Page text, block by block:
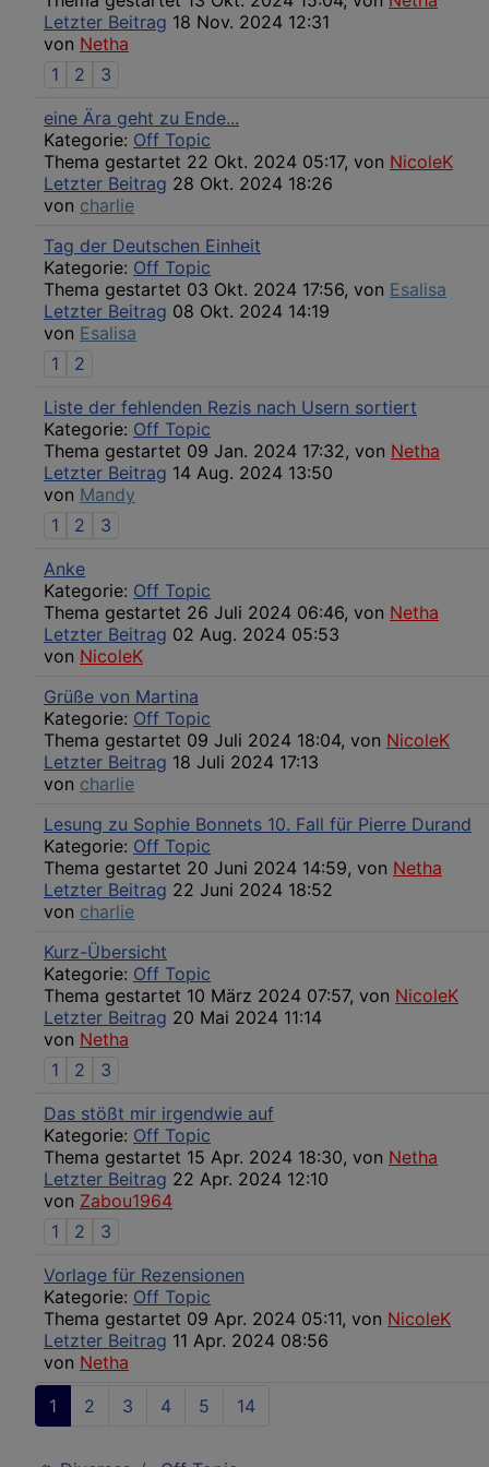
Letzter Beitrag 18 Nov. 2024 12:31
von Netha
1
2
3
eine Ära geht zu Ende...
Kategorie: Off Topic
Thema gestartet 22 Okt. 2024 05:17, von NicoleK
Letzter Beitrag 28 Okt. 2024 18:26
von charlie
Tag der Deutschen Einheit
Kategorie: Off Topic
Thema gestartet 03 Okt. 2024 17:56, von Esalisa
Letzter Beitrag 08 Okt. 2024 14:19
von Esalisa
1
2
Liste der fehlenden Rezis nach Usern sortiert
Kategorie: Off Topic
Thema gestartet 09 Jan. 2024 17:32, von Netha
Letzter Beitrag 14 Aug. 2024 13:50
von Mandy
1
2
3
Anke
Kategorie: Off Topic
Thema gestartet 26 Juli 2024 06:46, von Netha
Letzter Beitrag 02 Aug. 2024 05:53
von NicoleK
Grüße von Martina
Kategorie: Off Topic
Thema gestartet 09 Juli 2024 18:04, von NicoleK
Letzter Beitrag 18 Juli 2024 17:13
von charlie
Lesung zu Sophie Bonnets 10. Fall für Pierre Durand
Kategorie: Off Topic
Thema gestartet 20 Juni 2024 14:59, von Netha
Letzter Beitrag 22 Juni 2024 18:52
von charlie
Kurz-Übersicht
Kategorie: Off Topic
Thema gestartet 10 März 2024 07:57, von NicoleK
Letzter Beitrag 20 Mai 2024 11:14
von Netha
1
2
3
Das stößt mir irgendwie auf
Kategorie: Off Topic
Thema gestartet 15 Apr. 2024 18:30, von Netha
Letzter Beitrag 22 Apr. 2024 12:10
von Zabou1964
1
2
3
Vorlage für Rezensionen
Kategorie: Off Topic
Thema gestartet 09 Apr. 2024 05:11, von NicoleK
Letzter Beitrag 11 Apr. 2024 08:56
von Netha
1
2 3 4 5 14